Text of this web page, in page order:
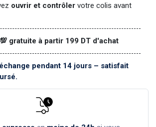
ouvrir et contrôler votre colis avant
gratuite à partir 199 DT d'achat
pendant 14 jours – satisfait